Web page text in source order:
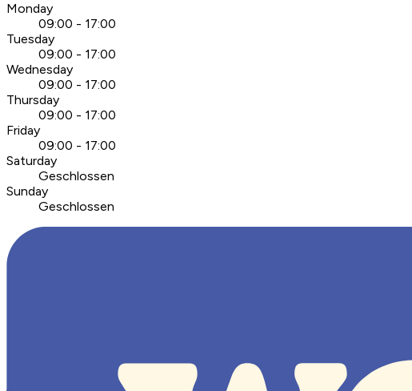
Monday
09:00 - 17:00
Tuesday
09:00 - 17:00
Wednesday
09:00 - 17:00
Thursday
09:00 - 17:00
Friday
09:00 - 17:00
Saturday
Geschlossen
Sunday
Geschlossen